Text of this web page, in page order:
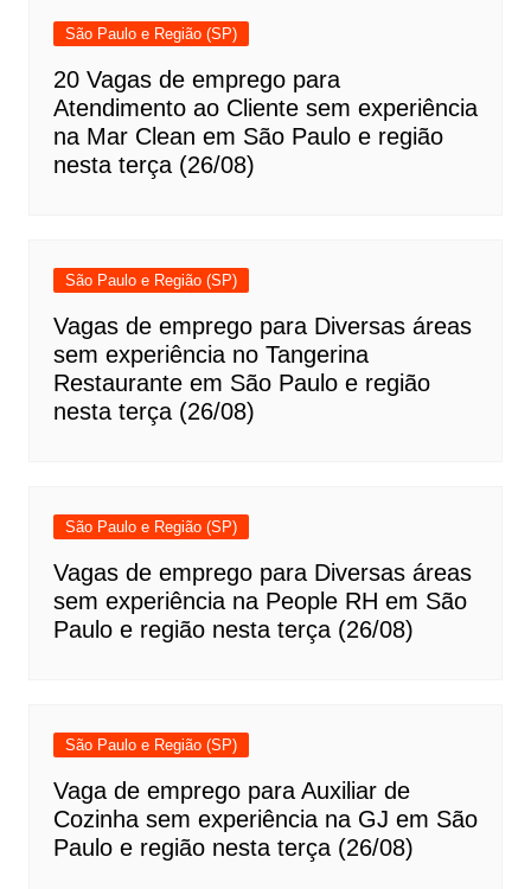
São Paulo e Região (SP)
20 Vagas de emprego para
Atendimento ao Cliente sem experiência
na Mar Clean em São Paulo e região
nesta terça (26/08)
São Paulo e Região (SP)
Vagas de emprego para Diversas áreas
sem experiência no Tangerina
Restaurante em São Paulo e região
nesta terça (26/08)
São Paulo e Região (SP)
Vagas de emprego para Diversas áreas
sem experiência na People RH em São
Paulo e região nesta terça (26/08)
São Paulo e Região (SP)
Vaga de emprego para Auxiliar de
Cozinha sem experiência na GJ em São
Paulo e região nesta terça (26/08)